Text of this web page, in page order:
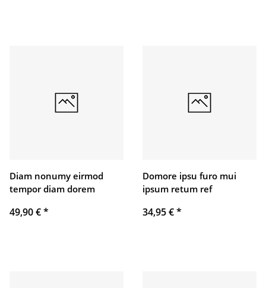
Diam nonumy eirmod
tempor diam dorem
49,90 €*
Domore ipsu furo mui
ipsum retum ref
34,95 €*